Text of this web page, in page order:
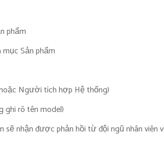
phẩm
mục Sản phẩm
Người tích hợp Hệ thống)
ghi rõ tên model)
sẽ nhận được phản hồi từ đội ngũ nhân